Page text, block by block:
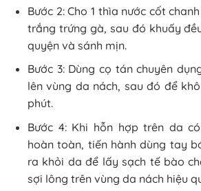
Bước 2: Cho 1 thìa nước cốt
trắng trứng gà, sau đó khuấy
quyện và sánh mịn.
Bước 3: Dùng cọ tán chuyên
lên vùng da nách, sau đó để
phút.
Bước 4: Khi hỗn hợp trên da
hoàn toàn, tiến hành dùng tay
ra khỏi da để lấy sạch tế bào
sợi lông trên vùng da nách hiệu